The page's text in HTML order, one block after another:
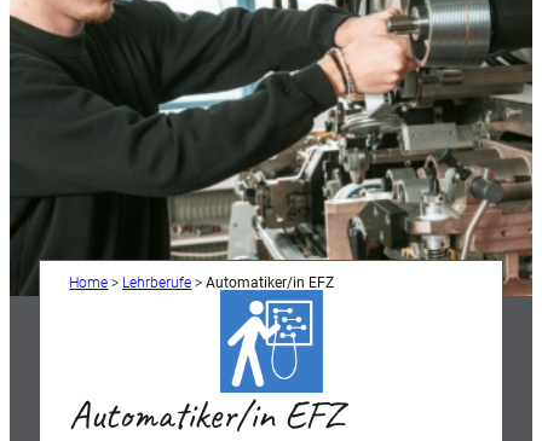
Home > Lehrberufe >Automatiker/in EFZ
Automatiker/in EFZ